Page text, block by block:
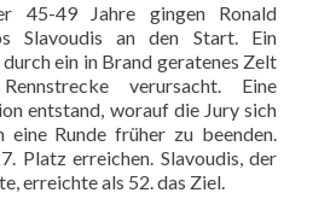
45-49 Jahre gingen Ronald
Slavoudis an den Start. Ein
ein in Brand geratenes Zelt
verursacht. Eine
entstand, worauf die Jury sich
eine Runde früher zu beenden.
Platz erreichen. Slavoudis, der
erreichte als 52. das Ziel.